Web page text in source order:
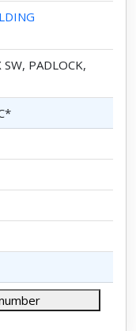
SW, PADLOCK,